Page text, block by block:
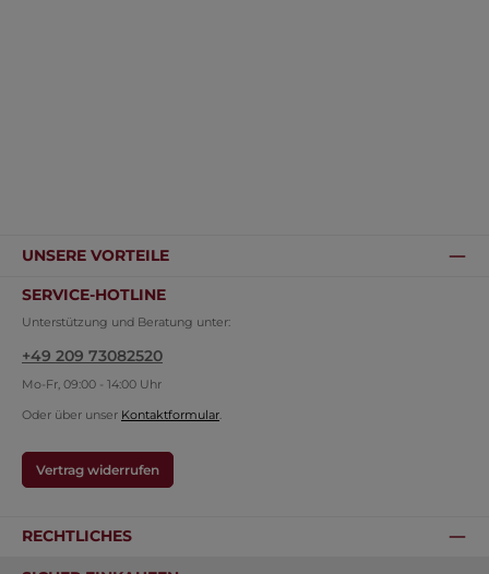
SERVICE-HOTLINE
Unterstützung und Beratung unter:
+49 209 73082520
Mo-Fr, 09:00 - 14:00 Uhr
Oder über unser Kontaktformular.
Vertrag widerrufen
RECHTLICHES
UNSERE VORTEILE